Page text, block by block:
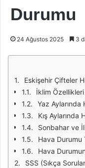
Durumu
24 Ağustos 2025 3
Eskişehir Çifteler
İklim Özellikleri
Yaz Aylarında
Kış Aylarında
Sonbahar ve
Hava Durumu
Hava
SSS (Sıkça